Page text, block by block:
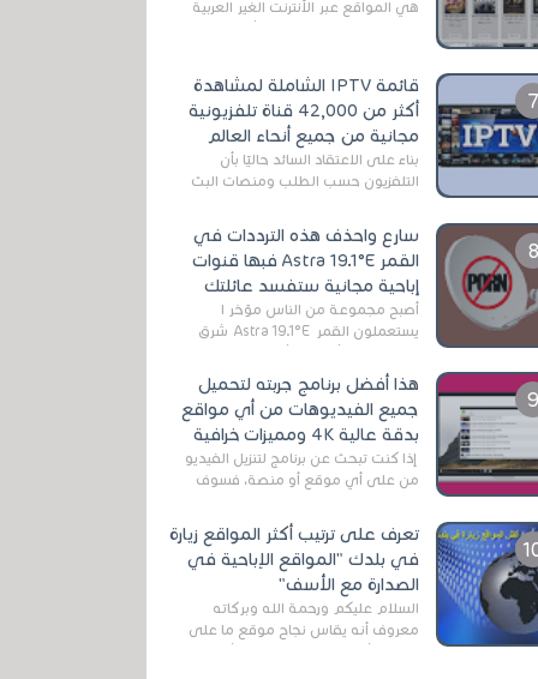
هي المواقع عبر الأنترنت الغير العربية
التي تقدم خدمة تحميل الأفلام على
قائمة IPTV الشاملة لمشاهدة
أكثر من 42,000 قناة تلفزيونية
مجانية من جميع أنحاء العالم
بناءً على الاعتقاد السائد حاليًا بأن
التلفزيون حسب الطلب ومنصات البث
سارع واحذف هذه الترددات في
القمر Astra 19.1°E فبها قنوات
إباحية مجانية ستفسد عائلتك
أصبح مجموعة من الناس مؤخر ا
يستعملون القمر Astra 19.1°E شرق
وذلك بسبب أن هذا الأخير يتوفرعلى
قنوات مميزة جدا تنقل العديد من البرامج
اله...
هذا أفضل برنامج جربته لتحميل
جميع الفيديوهات من أي مواقع
بدقة عالية 4K ومميزات خرافية
إذا كنت تبحث عن برنامج لتنزيل الفيديو
من على أي موقع أو منصة، فسوف
الخاصة بالبرامج والتطبيقات في هذا
المج...
تعرف على ترتيب أكثر المواقع زيارة
في بلدك "المواقع الإباحية في
الصدارة مع الأسف"
السلام عليكم ورحمة الله وبركاته
معروف أنه يقاس نجاح موقع ما على